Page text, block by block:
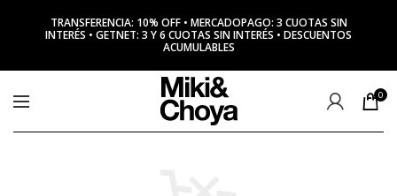
0
TRANSFERENCIA: 10% OFF • MERCADOPAGO: 3 CUOTAS SIN
INTERÉS • GETNET: 3 Y 6 CUOTAS SIN INTERÉS • DESCUENTOS
ACUMULABLES